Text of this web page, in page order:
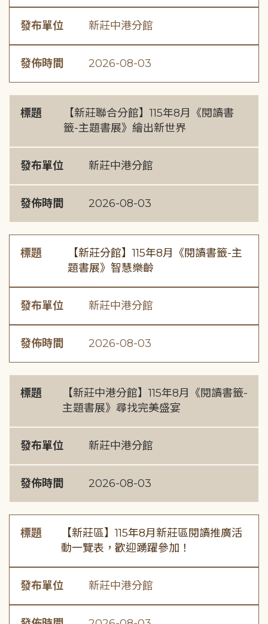
發布單位 新莊中港分館
發佈時間 2026-08-03
標題
【新莊聯合分館】115年8月《閱讀書
籤-主題書展》繪出新世界
發布單位 新莊中港分館
發佈時間 2026-08-03
標題
【新莊分館】115年8月《閱讀書籤-主
題書展》智慧樂齡
發布單位 新莊中港分館
發佈時間 2026-08-03
標題
【新莊中港分館】115年8月《閱讀書籤-
主題書展》尋找完美盛宴
發布單位 新莊中港分館
發佈時間 2026-08-03
標題
【新莊區】115年8月新莊區閱讀推廣活
動一覽表，歡迎踴躍參加！
發布單位 新莊中港分館